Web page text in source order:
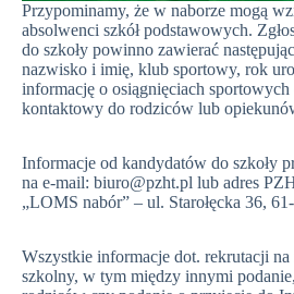
Przypominamy, że w naborze mogą
absolwenci szkół podstawowych.
do szkoły powinno zawierać
nazwisko i imię, klub sportowy, rok
informację o osiągnięciach sportowych
kontaktowy do rodziców lub
Informacje od kandydatów do szkoły
na e-mail: biuro@pzht.pl lub adres
„LOMS nabór” – ul. Starołęcka 36,
Wszystkie informacje dot. rekrutacji
szkolny, w tym między innymi